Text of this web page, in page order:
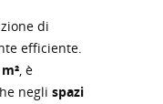
di
efficiente.
, è
negli spazi